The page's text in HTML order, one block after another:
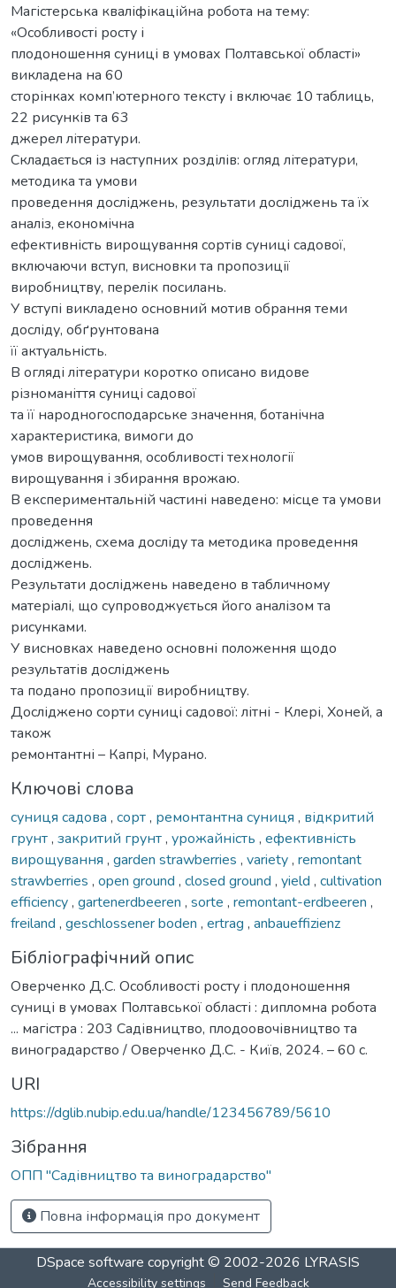
Магістерська кваліфікаційна робота на тему:
«Особливості росту і
плодоношення суниці в умовах Полтавської області»
викладена на 60
сторінках комп’ютерного тексту і включає 10 таблиць,
22 рисунків та 63
джерел літератури.
Складається із наступних розділів: огляд літератури,
методика та умови
проведення досліджень, результати досліджень та їх
аналіз, економічна
ефективність вирощування сортів суниці садової,
включаючи вступ, висновки та пропозиції
виробництву, перелік посилань.
У вступі викладено основний мотив обрання теми
досліду, обґрунтована
її актуальність.
В огляді літератури коротко описано видове
різноманіття суниці садової
та її народногосподарське значення, ботанічна
характеристика, вимоги до
умов вирощування, особливості технології
вирощування і збирання врожаю.
В експериментальній частині наведено: місце та умови
проведення
досліджень, схема досліду та методика проведення
досліджень.
Результати досліджень наведено в табличному
матеріалі, що супроводжується його аналізом та
рисунками.
У висновках наведено основні положення щодо
результатів досліджень
та подано пропозиції виробництву.
Досліджено сорти суниці садової: літні - Клері, Хоней, а
також
ремонтантні – Капрі, Мурано.
Ключові слова
суниця садова , сорт, ремонтантна суниця , відкритий
грунт, закритий грунт, урожайність , ефективність
вирощування , garden strawberries , variety, remontant
strawberries , open ground , closed ground , yield , cultivation
efficiency, gartenerdbeeren , sorte , remontant-erdbeeren ,
freiland , geschlossener boden , ertrag , anbaueffizienz
Бібліографічний опис
Оверченко Д.С. Особливості росту і плодоношення
суниці в умовах Полтавської області : дипломна робота
... магістра : 203 Садівництво, плодоовочівництво та
виноградарство / Оверченко Д.С. - Київ, 2024. – 60 с.
URI
https://dglib.nubip.edu.ua/handle/123456789/5610
Зібрання
ОПП "Садівництво та виноградарство"
Повна інформація про документ
DSpace software copyright © 2002-2026 LYRASIS
Accessibility settings Send Feedback